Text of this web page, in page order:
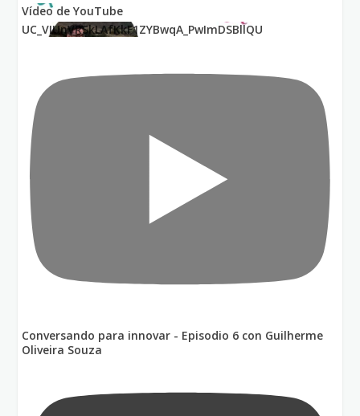
Vídeo de YouTube
UC_VIUnVRSkLAfKkF1ZYBwqA_PwImDSBllQU
Conversando para innovar - Episodio 6 con Guilherme
Oliveira Souza